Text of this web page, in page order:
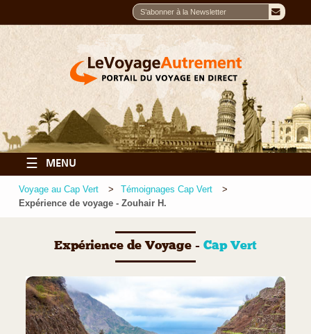
☰ MENU
Voyage au Cap Vert
Témoignages Cap Vert
Expérience de voyage - Zouhair H.
Expérience de Voyage - Cap Vert